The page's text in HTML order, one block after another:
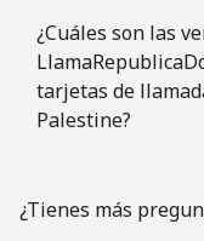
¿Cuáles son las
tarjetas de
Palestine?
¿Tienes más